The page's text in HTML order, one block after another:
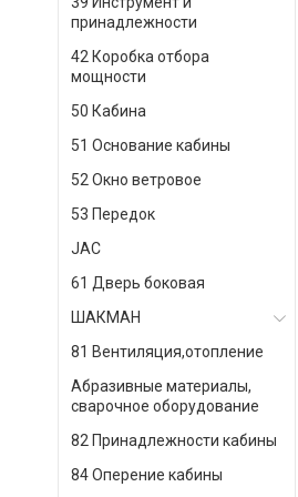
принадлежности
42 Коробка отбора
мощности
50 Кабина
51 Основание кабины
52 Окно ветровое
53 Передок
JAC
61 Дверь боковая
ШАКМАН
81 Вентиляция,отопление
Абразивные материалы,
сварочное оборудование
82 Принадлежности кабины
84 Оперение кабины